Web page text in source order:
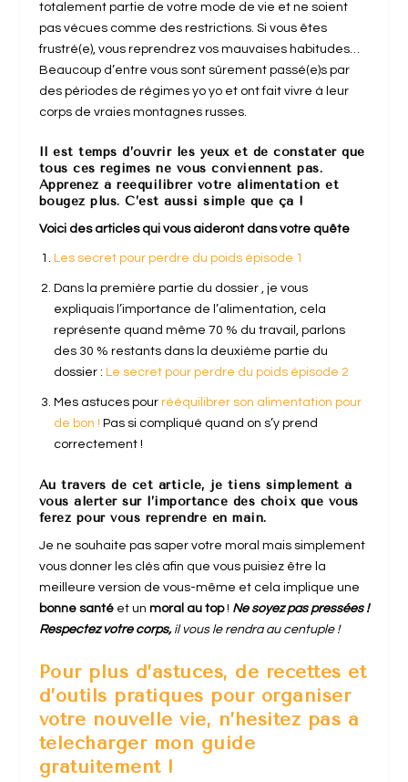
totalement partie de votre mode de vie et ne soient
pas vécues comme des restrictions. Si vous êtes
frustré(e), vous reprendrez vos mauvaises habitudes…
Beaucoup d’entre vous sont sûrement passé(e)s par
des périodes de régimes yo yo et ont fait vivre à leur
corps de vraies montagnes russes.
Il est temps d’ouvrir les yeux et de constater que
tous ces régimes ne vous conviennent pas.
Apprenez à rééquilibrer votre alimentation et
bougez plus. C’est aussi simple que ça !
Voici des articles qui vous aideront dans votre quête
Les secret pour perdre du poids épisode 1
Dans la première partie du dossier , je vous
expliquais l’importance de l’alimentation, cela
représente quand même 70 % du travail, parlons
des 30 % restants dans la deuxième partie du
dossier : Le secret pour perdre du poids épisode 2
Mes astuces pour rééquilibrer son alimentation pour
de bon ! Pas si compliqué quand on s’y prend
correctement !
Au travers de cet article, je tiens simplement à
vous alerter sur l’importance des choix que vous
ferez pour vous reprendre en main.
Je ne souhaite pas saper votre moral mais simplement
vous donner les clés afin que vous puisiez être la
meilleure version de vous-même et cela implique une
bonne santéet un moral au top! Ne soyez pas pressées !
Respectez votre corps, il vous le rendra au centuple !
Pour plus d’astuces, de recettes et
d’outils pratiques pour organiser
votre nouvelle vie, n’hésitez pas à
télécharger mon guide
gratuitement !